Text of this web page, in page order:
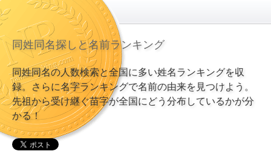
同姓同名探しと名前ランキング
同姓同名の人数検索と全国に多い姓名ランキングを収
録。さらに名字ランキングで名前の由来を見つけよう。
先祖から受け継ぐ苗字が全国にどう分布しているかが分
かる！